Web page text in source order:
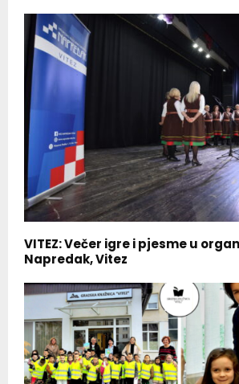
VITEZ: Večer igre i pjesme u
Napredak, Vitez